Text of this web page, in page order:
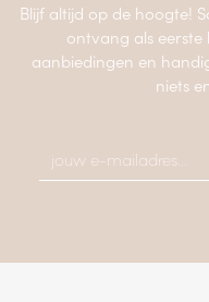
Blijf altijd op de hoogte!
ontvang als eerste
aanbiedingen en
niets